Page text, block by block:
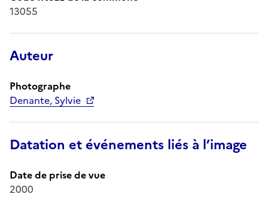
13055
Auteur
Photographe
Denante, Sylvie
Datation et événements liés à l’image
Date de prise de vue
2000